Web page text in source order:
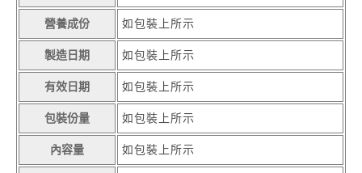
營養成份 如包裝上所示
製造日期 如包裝上所示
有效日期 如包裝上所示
包裝份量 如包裝上所示
內容量 如包裝上所示